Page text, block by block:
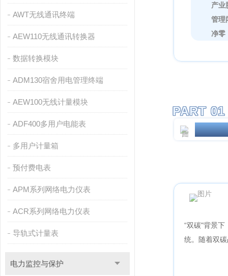
AWT无线通讯终端
AEW110无线通讯转换器
数据转换模块
ADM130宿舍用电管理终端
AEW100无线计量模块
ADF400多用户电能表
多用户计量箱
预付费电表
APM系列网络电力仪表
ACR系列网络电力仪表
导轨式计量表
电力监控与保护
产业
管理
净零
PART 01
零碳园
“双碳"背景
统。随着双